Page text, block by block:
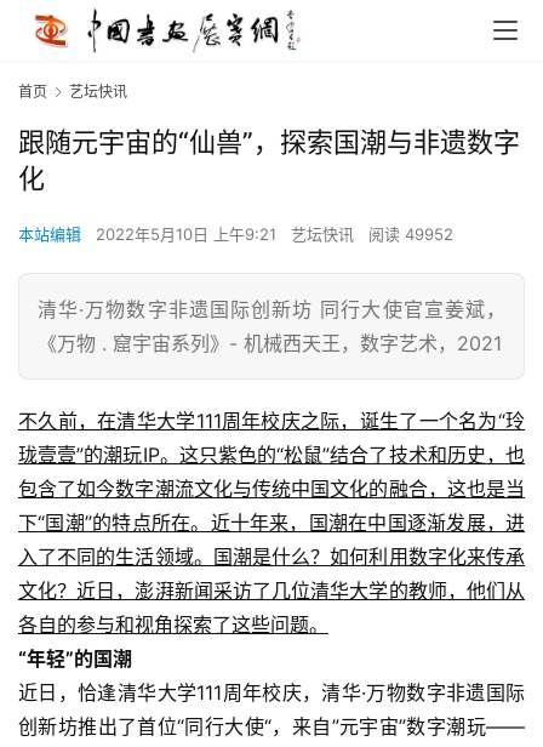
首页 艺坛快讯
跟随元宇宙的“仙兽”，探索国潮与非遗数字
化
本站编辑 2022年5月10日 上午9:21 艺坛快讯 阅读 49952
清华·万物数字非遗国际创新坊 同行大使官宣姜斌，
《万物 . 窟宇宙系列》- 机械西天王，数字艺术，2021
不久前，在清华大学111周年校庆之际，诞生了一个名为“玲
珑壹壹”的潮玩IP。这只紫色的“松鼠”结合了技术和历史，也
包含了如今数字潮流文化与传统中国文化的融合，这也是当
下“国潮”的特点所在。近十年来，国潮在中国逐渐发展，进
入了不同的生活领域。国潮是什么？如何利用数字化来传承
文化？近日，澎湃新闻采访了几位清华大学的教师，他们从
各自的参与和视角探索了这些问题。
“年轻”的国潮
近日，恰逢清华大学111周年校庆，清华·万物数字非遗国际
创新坊推出了首位“同行大使“，来自”元宇宙”数字潮玩——